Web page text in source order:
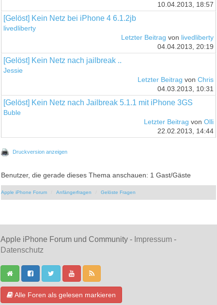
10.04.2013, 18:57
[Gelöst] Kein Netz bei iPhone 4 6.1.2jb
livedliberty
Letzter Beitrag von livedliberty
04.04.2013, 20:19
[Gelöst] Kein Netz nach jailbreak ..
Jessie
Letzter Beitrag von Chris
04.03.2013, 10:31
[Gelöst] Kein Netz nach Jailbreak 5.1.1 mit iPhone 3GS
Buble
Letzter Beitrag von Olli
22.02.2013, 14:44
Druckversion anzeigen
Benutzer, die gerade dieses Thema anschauen: 1 Gast/Gäste
Apple iPhone Forum Anfängerfragen Gelöste Fragen
Apple iPhone Forum und Community - Impressum -
Datenschutz
Alle Foren als gelesen markieren